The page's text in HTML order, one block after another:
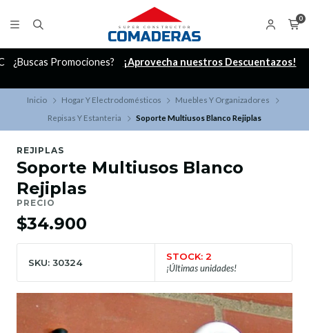
0
¿Buscas Promociones? ¡Aprovecha nuestros Descuentazos!
Inicio Hogar Y Electrodomésticos
Muebles Y Organizadores
Repisas Y Estanteria
Soporte Multiusos Blanco Rejiplas
REJIPLAS
Soporte Multiusos Blanco
Rejiplas
PRECIO
$34.900
SKU: 30324
STOCK: 2
¡Últimas unidades!